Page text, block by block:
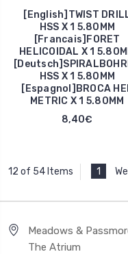
[English]TWIST
HSS X 1 5.80MM
[Francais]FORET
HELICOIDAL X 1
HSS X 1 5.80MM
[Espagnol]BROCA
METRIC X 1 5.80MM
8,40€
12 of 54 Items 1
Meadows &
The Atrium